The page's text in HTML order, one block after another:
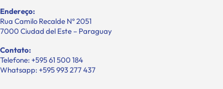
Endereço:
Rua Camilo Recalde Nº 2051
7000 Ciudad del Este – Paraguay
Contato:
Telefone: +595 61 500 184
Whatsapp: +595 993 277 437